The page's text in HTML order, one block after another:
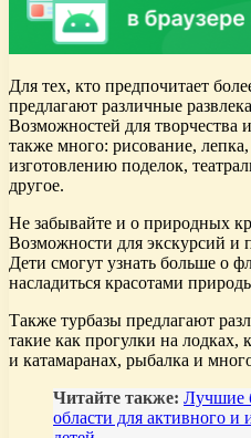
Для тех, кто предпочитает
предлагают различные
Возможностей для творчества
также много: рисование,
изготовлению поделок,
другое.
Не забывайте и о природных
Возможности для экскурсий и
Дети смогут узнать больше о
насладиться красотами
Также турбазы предлагают
такие как прогулки на лодках,
и катамаранах, рыбалка и
Читайте также: Лучшие
области для активного и